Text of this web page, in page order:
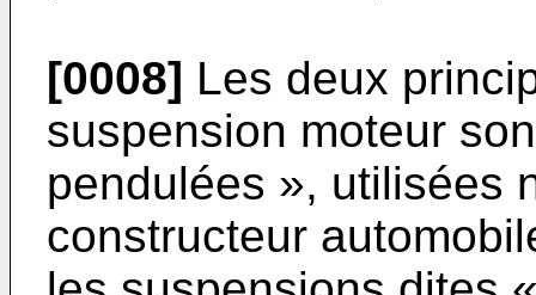
[0008] Les deux
suspension moteur
pendulées », utilisées
constructeur